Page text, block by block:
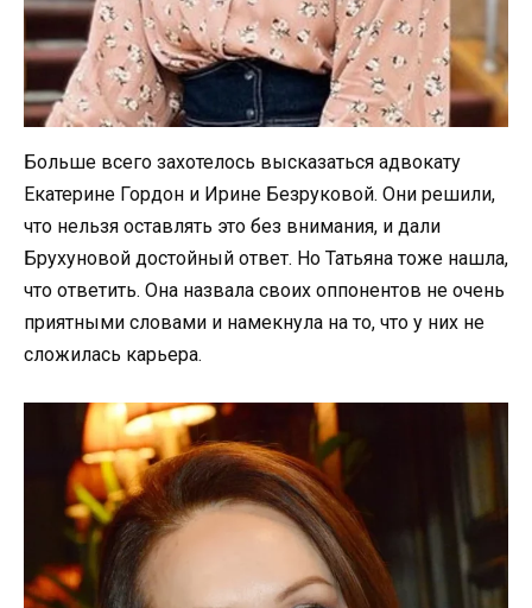
Больше всего захотелось высказаться адвокату
Екатерине Гордон и Ирине Безруковой. Они решили,
что нельзя оставлять это без внимания, и дали
Брухуновой достойный ответ. Но Татьяна тоже нашла,
что ответить. Она назвала своих оппонентов не очень
приятными словами и намекнула на то, что у них не
сложилась карьера.